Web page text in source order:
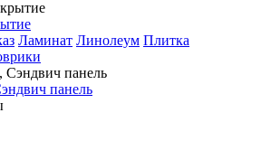
Ламинат Линолеум Плитка
панель